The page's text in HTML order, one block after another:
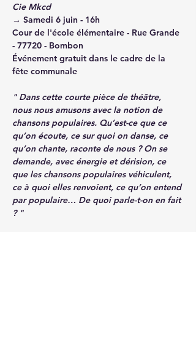
Cie Mkcd
→ Samedi 6 juin - 16h
Cour de l'école élémentaire - Rue Grande
- 77720 - Bombon
Événement gratuit dans le cadre de la
fête communale
" Dans cette courte pièce de théâtre,
nous nous amusons avec la notion de
chansons populaires. Qu’est-ce que ce
qu’on écoute, ce sur quoi on danse, ce
qu’on chante, raconte de nous ? On se
demande, avec énergie et dérision, ce
que les chansons populaires véhiculent,
ce à quoi elles renvoient, ce qu’on entend
par populaire… De quoi parle-t-on en fait
? "